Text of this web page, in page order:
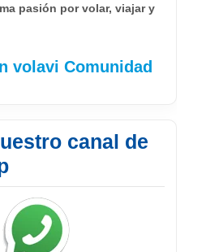
pasión por volar, viajar y
volavi Comunidad
canal de